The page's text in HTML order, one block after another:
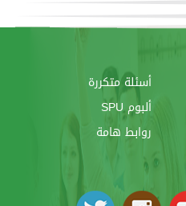
أسئلة متكررة
ألبوم SPU
روابط هامة